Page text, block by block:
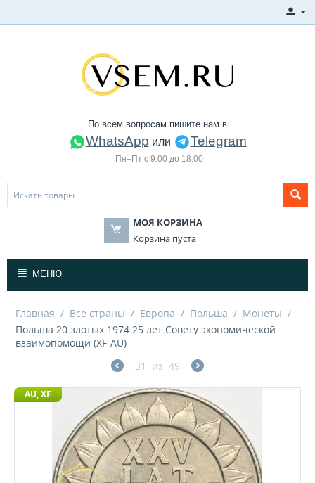
По всем вопросам пишите нам в
WhatsApp или Telegram
Пн–Пт с 9:00 до 18:00
МОЯ КОРЗИНА
Корзина пуста
МЕНЮ
Главная / Все страны / Европа / Польша / Монеты /
Польша 20 злотых 1974 25 лет Совету экономической
взаимопомощи (XF-AU)
31
из 49
AU, XF